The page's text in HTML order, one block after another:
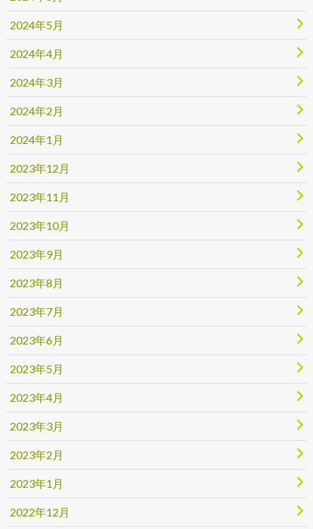
2024年5月
2024年4月
2024年3月
2024年2月
2024年1月
2023年12月
2023年11月
2023年10月
2023年9月
2023年8月
2023年7月
2023年6月
2023年5月
2023年4月
2023年3月
2023年2月
2023年1月
2022年12月